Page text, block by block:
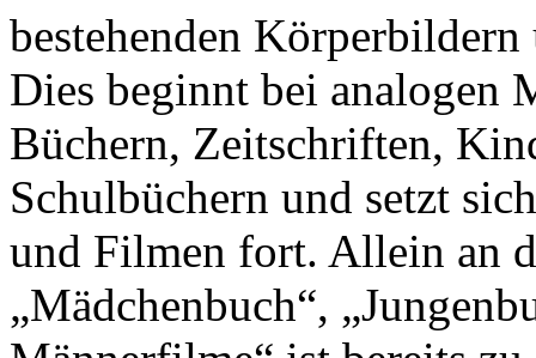
bestehenden
Dies beginnt bei analogen
Büchern, Zeitschriften,
Schulbüchern und setzt
und Filmen fort. Allein an
„Mädchenbuch“,